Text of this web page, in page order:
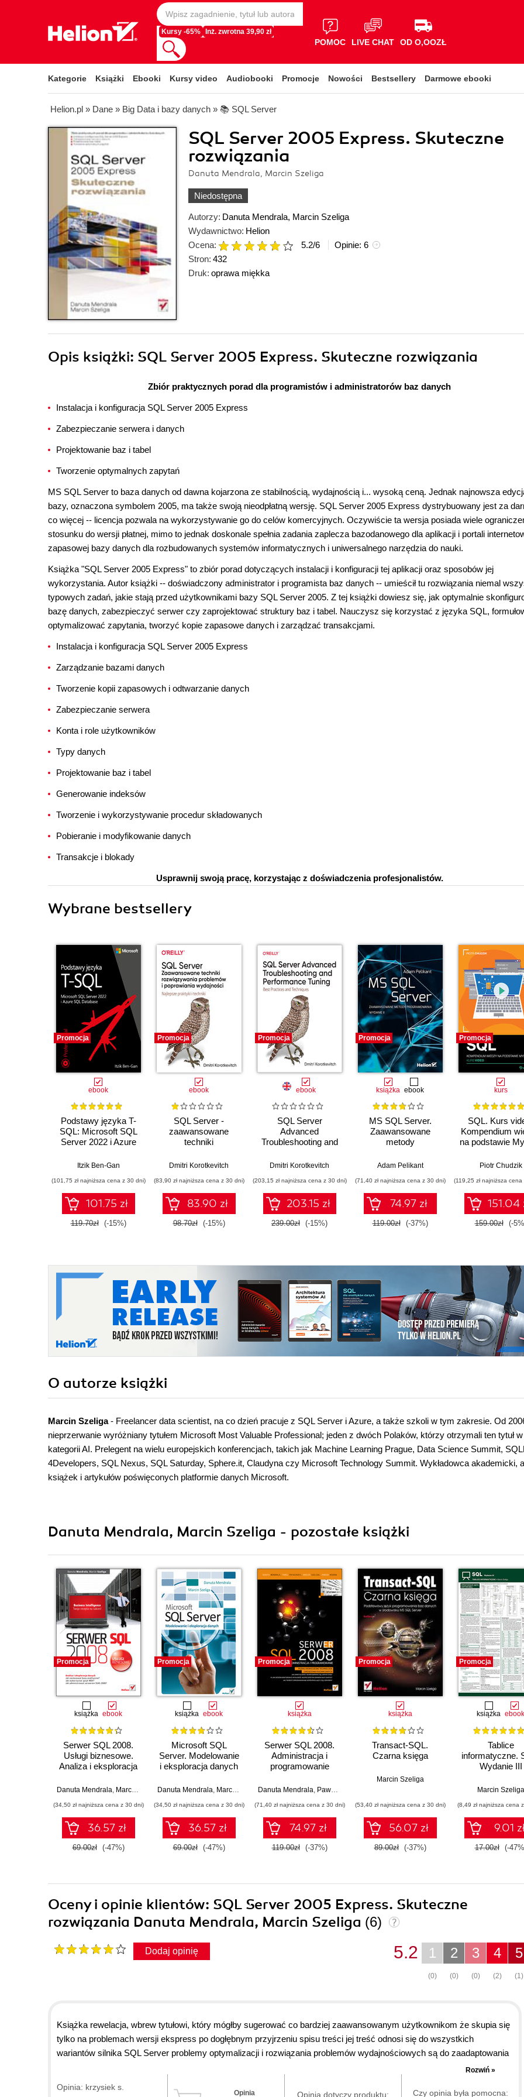
Kursy -65% Inż. zwrotna 39,90 zł
POMOC LIVE CHAT OD O,OOZŁ
Kategorie Książki Ebooki Kursy video Audiobooki Promocje Nowości Bestsellery Darmowe ebooki
Helion.pl » Dane » Big Data i bazy danych » 📚 SQL Server
SQL Server 2005 Express. Skuteczne
rozwiązania
Danuta Mendrala, Marcin Szeliga
Niedostępna
Autorzy: Danuta Mendrala, Marcin Szeliga
Wydawnictwo: Helion
Ocena:
5.2/6 Opinie: 6
Stron: 432
Druk: oprawa miękka
Opis książki: SQL Server 2005 Express. Skuteczne rozwiązania
Zbiór praktycznych porad dla programistów i administratorów baz danych
Instalacja i konfiguracja SQL Server 2005 Express
Zabezpieczanie serwera i danych
Projektowanie baz i tabel
Tworzenie optymalnych zapytań
MS SQL Server to baza danych od dawna kojarzona ze stabilnością, wydajnością i... wysoką ceną. Jednak najnowsza
bazy, oznaczona symbolem 2005, ma także swoją nieodpłatną wersję. SQL Server 2005 Express dystrybuowany jest za
co więcej -- licencja pozwala na wykorzystywanie go do celów komercyjnych. Oczywiście ta wersja posiada wiele
stosunku do wersji płatnej, mimo to jednak doskonale spełnia zadania zaplecza bazodanowego dla aplikacji i portali
zapasowej bazy danych dla rozbudowanych systemów informatycznych i uniwersalnego narzędzia do nauki.
Książka "SQL Server 2005 Express" to zbiór porad dotyczących instalacji i konfiguracji tej aplikacji oraz sposobów jej
wykorzystania. Autor książki -- doświadczony administrator i programista baz danych -- umieścił tu rozwiązania niemal
typowych zadań, jakie stają przed użytkownikami bazy SQL Server 2005. Z tej książki dowiesz się, jak optymalnie
bazę danych, zabezpieczyć serwer czy zaprojektować struktury baz i tabel. Nauczysz się korzystać z języka SQL,
optymalizować zapytania, tworzyć kopie zapasowe danych i zarządzać transakcjami.
Instalacja i konfiguracja SQL Server 2005 Express
Zarządzanie bazami danych
Tworzenie kopii zapasowych i odtwarzanie danych
Zabezpieczanie serwera
Konta i role użytkowników
Typy danych
Projektowanie baz i tabel
Generowanie indeksów
Tworzenie i wykorzystywanie procedur składowanych
Pobieranie i modyfikowanie danych
Transakcje i blokady
Usprawnij swoją pracę, korzystając z doświadczenia profesjonalistów.
Wybrane bestsellery
Promocja
ebook
Podstawy języka T-
SQL: Microsoft SQL
Server 2022 i Azure
Itzik Ben-Gan
(101,75 zł najniższa cena z 30 dni)
101.75 zł
119.70zł (-15%)
Promocja
ebook
SQL Server -
zaawansowane
techniki
problemów i
wydajności
Dmitri Korotkevitch
(83,90 zł najniższa cena z 30 dni)
83.90 zł
98.70zł (-15%)
Promocja
ebook
SQL Server
Advanced
Troubleshooting and
Dmitri Korotkevitch
(203,15 zł najniższa cena z 30 dni)
203.15 zł
239.00zł (-15%)
Promocja
książka ebook
MS SQL Server.
Zaawansowane
metody
Wydanie II
Adam Pelikant
(71,40 zł najniższa cena z 30 dni)
74.97 zł
119.00zł (-37%)
Promocja
kurs
SQL. Kurs
Kompendium
na podstawie
Piotr Chudzik
(119,25 zł najniższa
151.04
159.00zł (-
O autorze książki
Marcin Szeliga- Freelancer data scientist, na co dzień pracuje z SQL Server i Azure, a także szkoli w tym zakresie. Od
nieprzerwanie wyróżniany tytułem Microsoft Most Valuable Professional; jeden z dwóch Polaków, którzy otrzymali ten tytuł w
kategorii AI. Prelegent na wielu europejskich konferencjach, takich jak Machine Learning Prague, Data Science Summit,
4Developers, SQL Nexus, SQL Saturday, Sphere.it, Claudyna czy Microsoft Technology Summit. Wykładowca akademicki,
książek i artykułów poświęconych platformie danych Microsoft.
Danuta Mendrala, Marcin Szeliga - pozostałe książki
Promocja
książka ebook
Serwer SQL 2008.
Usługi biznesowe.
Analiza i eksploracja
Danuta Mendrala Marcin Szeliga
(34,50 zł najniższa cena z 30 dni)
36.57 zł
69.00zł (-47%)
Promocja
książka ebook
Microsoft SQL
Server. Modelowanie
i eksploracja danych
Danuta Mendrala Marcin Szeliga
(34,50 zł najniższa cena z 30 dni)
36.57 zł
69.00zł (-47%)
Promocja
książka
Serwer SQL 2008.
Administracja i
programowanie
Danuta Mendrala Paweł Potasiński
(71,40 zł najniższa cena z 30 dni)
74.97 zł
119.00zł (-37%)
Promocja
książka
Transact-SQL.
Czarna księga
Marcin Szeliga
(53,40 zł najniższa cena z 30 dni)
56.07 zł
89.00zł (-37%)
Promocja
książka ebook
Tablice
informatyczne.
Wydanie III
Marcin Szeliga
(8,49 zł najniższa cena
9.01
17.00zł (-
Oceny i opinie klientów: SQL Server 2005 Express. Skuteczne
rozwiązania Danuta Mendrala, Marcin Szeliga (6)
Dodaj opinię 5
(1)
4
(2)
3
(0)
2
(0)
1
(0)
5.2
Książka rewelacja, wbrew tytułowi, który mógłby sugerować co bardziej zaawansowanym użytkownikom że skupia się
tylko na problemach wersji ekspress po dogłębnym przyjrzeniu spisu treści jej treść odnosi się do wszystkich
wariantów silnika SQL Server problemy optymalizacji i rozwiązania problemów wydajnościowych są do zaadaptowania
na wszystkich wersjach, generalnie trzeba je przełożyć na inne wersje. Dla autorów 6 oczywiście Marcin to człowiek,
piszą i przykłady pozwalają zrozumieć podane zagadnienie. Nie jest to na pewno pozycja step by step.
Rozwiń »
Opinia: krzysiek s.
Opinia
Opinia dotyczy produktu: Czy opinia była pomocna: